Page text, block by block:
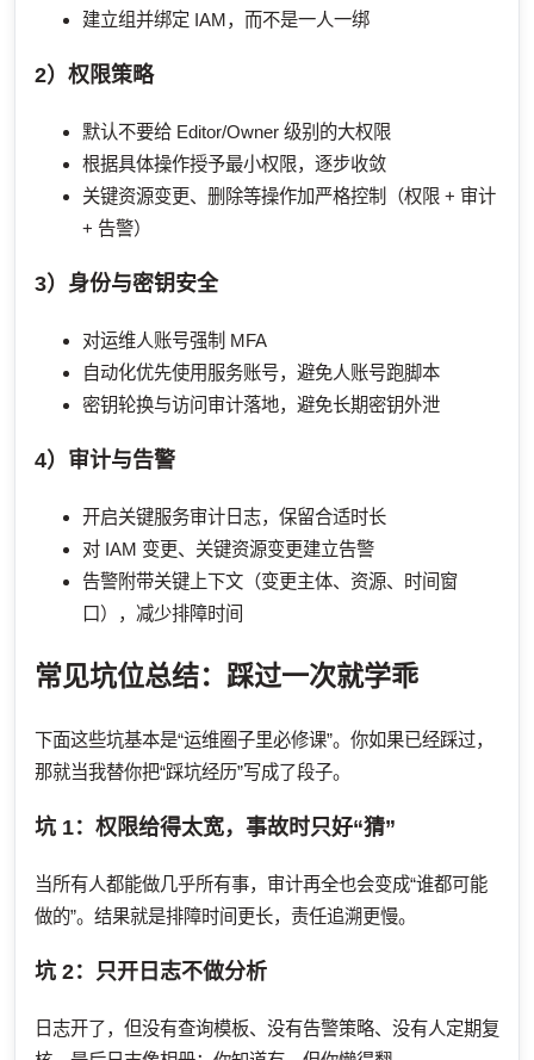
建立组并绑定 IAM，而不是一人一绑
2）权限策略
默认不要给 Editor/Owner 级别的大权限
根据具体操作授予最小权限，逐步收敛
关键资源变更、删除等操作加严格控制（权限 + 审计
+ 告警）
3）身份与密钥安全
对运维人账号强制 MFA
自动化优先使用服务账号，避免人账号跑脚本
密钥轮换与访问审计落地，避免长期密钥外泄
4）审计与告警
开启关键服务审计日志，保留合适时长
对 IAM 变更、关键资源变更建立告警
告警附带关键上下文（变更主体、资源、时间窗
口），减少排障时间
常见坑位总结：踩过一次就学乖
下面这些坑基本是“运维圈子里必修课”。你如果已经踩过，
那就当我替你把“踩坑经历”写成了段子。
坑 1：权限给得太宽，事故时只好“猜”
当所有人都能做几乎所有事，审计再全也会变成“谁都可能
做的”。结果就是排障时间更长，责任追溯更慢。
坑 2：只开日志不做分析
日志开了，但没有查询模板、没有告警策略、没有人定期复